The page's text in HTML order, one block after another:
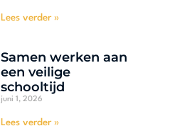
Lees verder »
Samen werken aan
een veilige
schooltijd
juni 1, 2026
Lees verder »